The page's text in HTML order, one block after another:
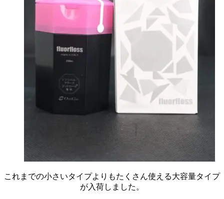
これまでの小さいタイプよりもたくさん使える大容量タイプ
が入荷しました。